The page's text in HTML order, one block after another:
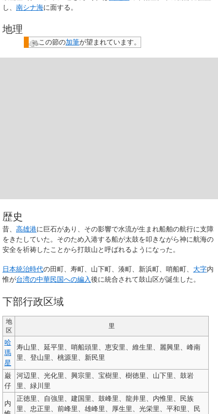
し、 南シナ海に面する。
地理
この節の加筆が望まれています。
歴史
昔、 高雄港に巨石があり、その影響で水流が生まれ船舶の航行に支障
をきたしていた。そのため入港する船が太鼓を叩きながら神に航海の
安全を祈祷したことから打鼓山と呼ばれるようになった。
日本統治時代の田町、寿町、山下町、湊町、新浜町、哨船町、 大字内
惟が台湾の中華民国への編入後に統合されて鼓山区が誕生した。
下部行政区域
地
区
里
哈
瑪
星
寿山里、延平里、哨船頭里、恵安里、維生里、麗興里、峰南
里、登山里、桃源里、新民里
巌
仔
河辺里、光化里、興宗里、宝樹里、樹徳里、山下里、鼓岩
里、緑川里
内
正徳里、自強里、建国里、鼓峰里、龍井里、内惟里、民族
里、忠正里、前峰里、雄峰里、厚生里、光栄里、平和里、民